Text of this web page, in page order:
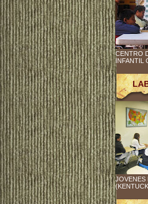
CENTRO
INFANTIL
JOVENES